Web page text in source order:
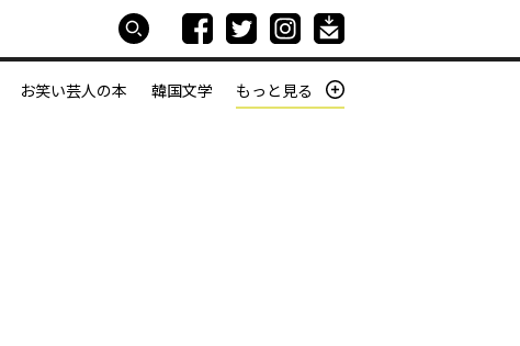
お笑い芸人の本 韓国文学 もっと見る